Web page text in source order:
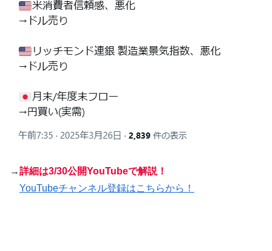
→詳細は3/30公開YouTubeで解説！
YouTubeチャンネル登録はこちらから！